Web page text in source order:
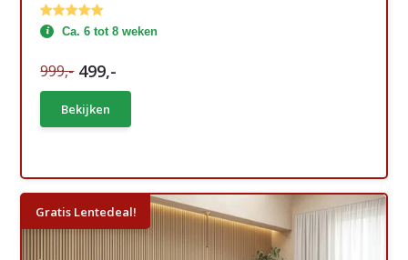
Ca. 6 tot 8 weken
999,- 499,-
Bekijken
Gratis Lentedeal!